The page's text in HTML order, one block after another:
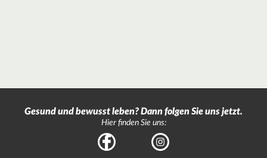
Gesund und bewusst leben? Dann folgen Sie uns jetzt.
Hier finden Sie uns:
Facebook Instagram